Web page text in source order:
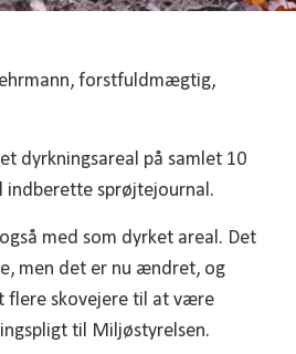
forstfuldmægtig,
dyrkningsareal på samlet 10
indberette sprøjtejournal.
med som dyrket areal. Det
men det er nu ændret, og
flere skovejere til at være
til Miljøstyrelsen.